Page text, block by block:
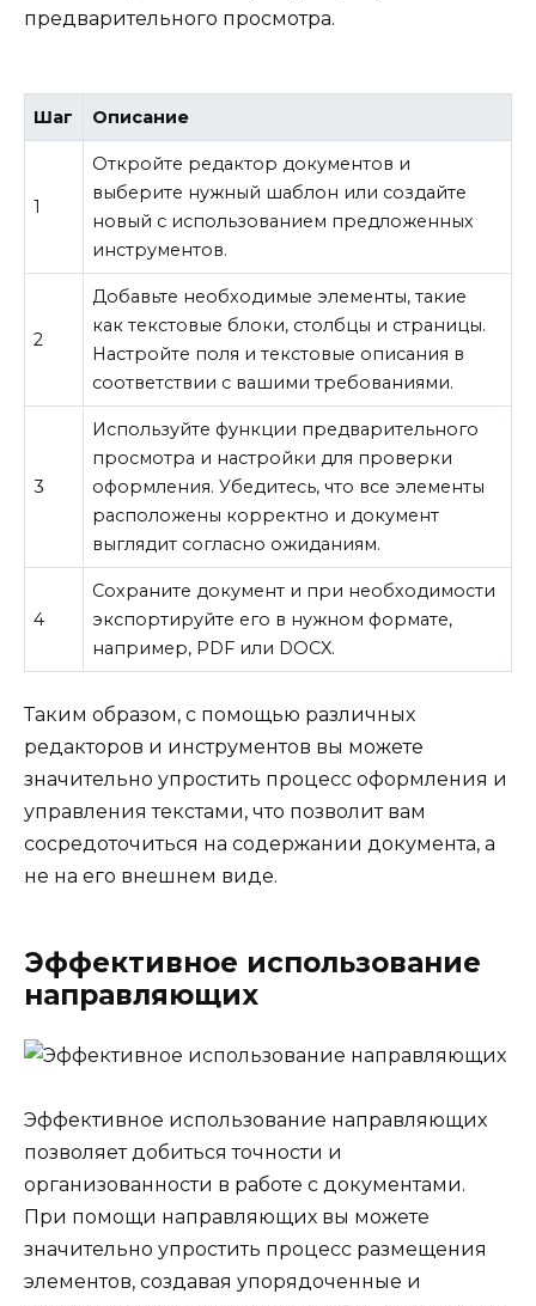
предварительного просмотра.
Шаг Описание
1
Откройте редактор документов и
выберите нужный шаблон или создайте
новый с использованием предложенных
инструментов.
2
Добавьте необходимые элементы, такие
как текстовые блоки, столбцы и страницы.
Настройте поля и текстовые описания в
соответствии с вашими требованиями.
3
Используйте функции предварительного
просмотра и настройки для проверки
оформления. Убедитесь, что все элементы
расположены корректно и документ
выглядит согласно ожиданиям.
4
Сохраните документ и при необходимости
экспортируйте его в нужном формате,
например, PDF или DOCX.
Таким образом, с помощью различных
редакторов и инструментов вы можете
значительно упростить процесс оформления и
управления текстами, что позволит вам
сосредоточиться на содержании документа, а
не на его внешнем виде.
Эффективное использование
направляющих
Эффективное использование направляющих
позволяет добиться точности и
организованности в работе с документами.
При помощи направляющих вы можете
значительно упростить процесс размещения
элементов, создавая упорядоченные и